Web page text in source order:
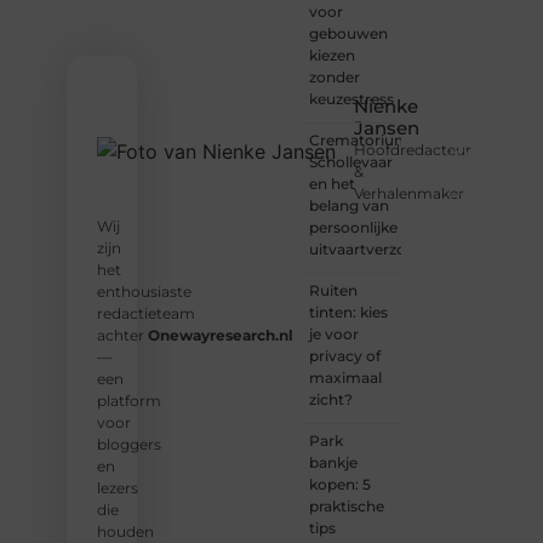
Nienke
Jansen
Hoofdredacteur
&
Verhalenmaker
Wij
zijn
het
enthousiaste
redactieteam
achter Onewayresearch.nl
—
een
platform
voor
bloggers
en
lezers
die
houden
voor
gebouwen
kiezen
zonder
keuzestress
Crematorium
Schollevaar
en het
belang van
persoonlijke
uitvaartverzorging
Ruiten
tinten: kies
je voor
privacy of
maximaal
zicht?
Park
bankje
kopen: 5
praktische
tips
nog
met